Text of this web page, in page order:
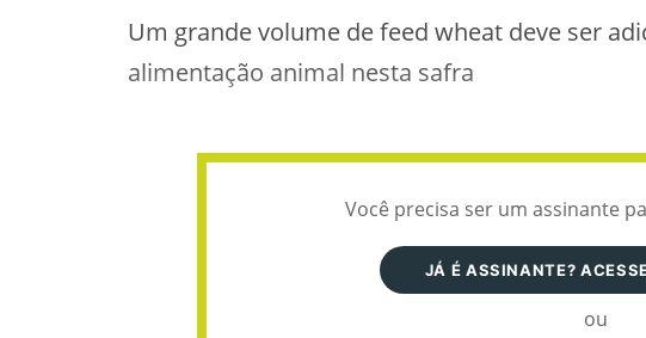
Um grande volume de feed wheat deve ser
alimentação animal nesta safra
Você precisa ser um assinante
JÁ É ASSINANTE?
ou